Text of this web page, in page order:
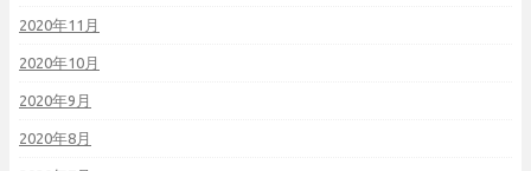
2020年11月
2020年10月
2020年9月
2020年8月